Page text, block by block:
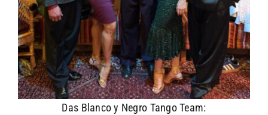
Das Blanco y Negro Tango Team: